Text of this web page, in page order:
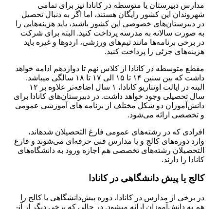
مدارس دبیرستان یا متوسطه در کانادا نیز برای تمامی
شهروندان این کشور رایگان هستند، اما اگر به دنبال تحصیل
در دبیرستان‌های خصوصی این کشور باشید، باید هزینه‌هایی را
به ‌صورت سالانه به مدرسه پرداخت کنید. البته برای شرکت
در برخی برنامه‌ها مانند تیم‌‌های ورزشی، اردوها و غیره باید
هزینه‌های جزئی را پرداخت کنید.
مقطع متوسطه در کانادا از کلاس نهم تا دوازدهم ادامه خواهد
داشت که بین سنین ۱۴ تا ۱۵ الی ۱۷ تا ۱۸ سالگی می­باشد.
البته در ایالت اونتاریو کانادا، ۱ سال اضافه‌تر علاوه بر ۱۲
سال تحصیلی وجود خواهد داشت. در دبیرستان‌های کانادا برای
دانش‌آموزان دو شکل مختلف از برنامه های آموزشی عمومی
و تخصصی ارائه می‌شود.
افرادی که در رشته‌های عمومی فارغ التحصیلان شده­اند،
وارد دوره‌های کالج و یا مدارس فنی حرفه‌ای می‌شوند و فارغ
التحصیلان رشته‌های تخصصی هم اجازه ورود به دانشگاه‌های
کانادا را دارند.
کالج­ یا پیش دانشگاهی در کانادا
در برخی از مدارس در کانادا، دوره پیش‌دانشگاهی یا کالج را
هم به دانش‌آموزان ارائه می­شود. در حالی که برخی دیگر از آن­